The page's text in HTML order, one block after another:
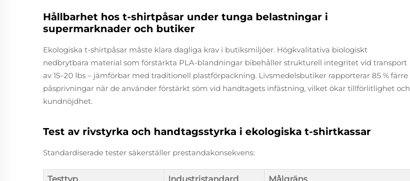
Hållbarhet hos t-shirtpåsar under tunga belastningar i
supermarknader och butiker
Ekologiska t-shirtpåsar måste klara dagliga krav i butiksmiljöer. Högkvalitativa biologiskt
nedbrytbara material som förstärkta PLA-blandningar bibehåller strukturell integritet vid transport
av 15–20 lbs – jämförbar med traditionell plastförpackning. Livsmedelsbutiker rapporterar 85 % färre
påsprivningar när de använder förstärkt söm vid handtagets infästning, vilket ökar tillförlitlighet och
kundnöjdhet.
Test av rivstyrka och handtagsstyrka i ekologiska t-shirtkassar
Standardiserade tester säkerställer prestandakonsekvens:
Testtyp Industristandard Målgräns